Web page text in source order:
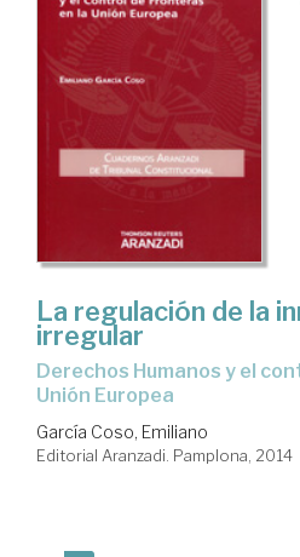
La regulación de la
irregular
Derechos Humanos y el control de fronteras en la
Unión Europea
García Coso, Emiliano
Editorial Aranzadi. Pamplona, 2014